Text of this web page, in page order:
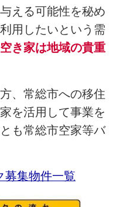
える可能性を秘め
用したいという需
空き家は地域の貴重
、常総市への移住
を活用して事業を
も常総市空家等バ
募集物件一覧